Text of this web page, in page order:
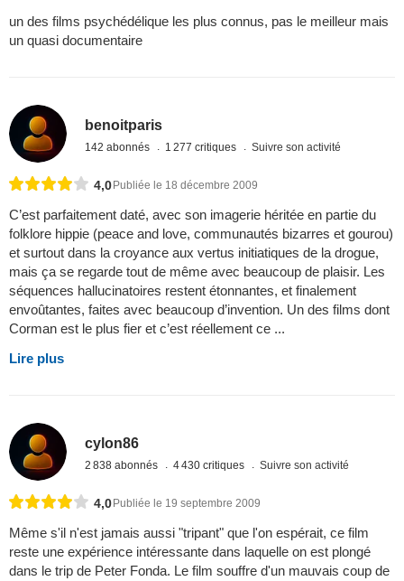
un des films psychédélique les plus connus, pas le meilleur mais
un quasi documentaire
benoitparis
142 abonnés 1 277 critiques Suivre son activité
4,0Publiée le 18 décembre 2009
C’est parfaitement daté, avec son imagerie héritée en partie du
folklore hippie (peace and love, communautés bizarres et gourou)
et surtout dans la croyance aux vertus initiatiques de la drogue,
mais ça se regarde tout de même avec beaucoup de plaisir. Les
séquences hallucinatoires restent étonnantes, et finalement
envoûtantes, faites avec beaucoup d’invention. Un des films dont
Corman est le plus fier et c’est réellement ce ...
Lire plus
cylon86
2 838 abonnés 4 430 critiques Suivre son activité
4,0 Publiée le 19 septembre 2009
Même s'il n'est jamais aussi "tripant" que l'on espérait, ce film
reste une expérience intéressante dans laquelle on est plongé
dans le trip de Peter Fonda. Le film souffre d'un mauvais coup de